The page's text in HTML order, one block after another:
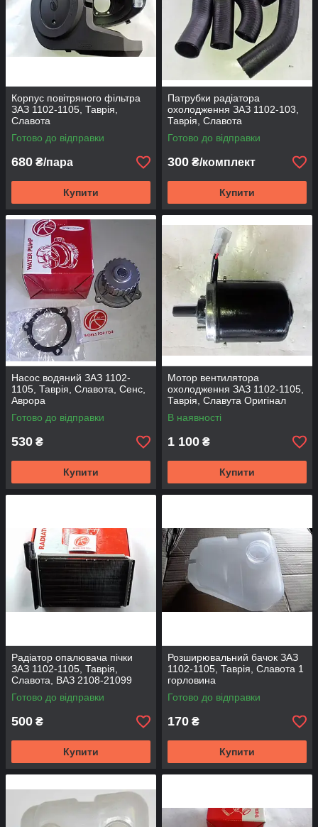
Корпус повітряного фільтра
ЗАЗ 1102-1105, Таврія,
Славота
Готово до відправки
680 ₴/пара
Купити
Патрубки радіатора
охолодження ЗАЗ 1102-103,
Таврія, Славота
Готово до відправки
300 ₴/комплект
Купити
Насос водяний ЗАЗ 1102-
1105, Таврія, Славота, Сенс,
Аврора
Готово до відправки
530 ₴
Купити
Мотор вентилятора
охолодження ЗАЗ 1102-1105,
Таврія, Славута Оригінал
В наявності
1 100 ₴
Купити
Радіатор опалювача пічки
ЗАЗ 1102-1105, Таврія,
Славота, ВАЗ 2108-21099
AURORA
Готово до відправки
500 ₴
Купити
Розширювальний бачок ЗАЗ
1102-1105, Таврія, Славота 1
горловина
Готово до відправки
170 ₴
Купити